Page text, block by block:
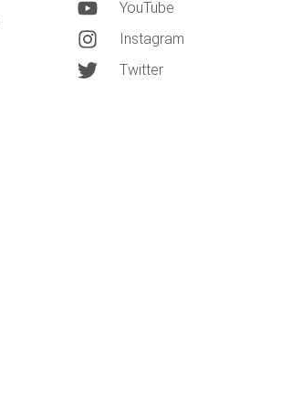
YouTube
Instagram
Twitter